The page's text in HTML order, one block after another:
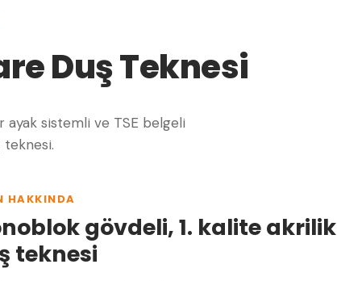
Duş Teknesi
ayak sistemli ve TSE belgeli
HAKKINDA
gövdeli, 1. kalite akrilik
teknesi